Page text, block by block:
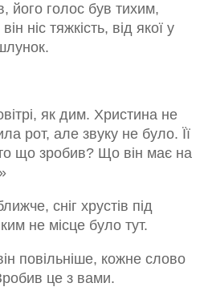
його голос був тихим,
ніс тяжкість, від якої у
як дим. Христина не
рот, але звуку не було. Її
що зробив? Що він має на
сніг хрустів під
не місце було тут.
повільніше, кожне слово
це з вами.